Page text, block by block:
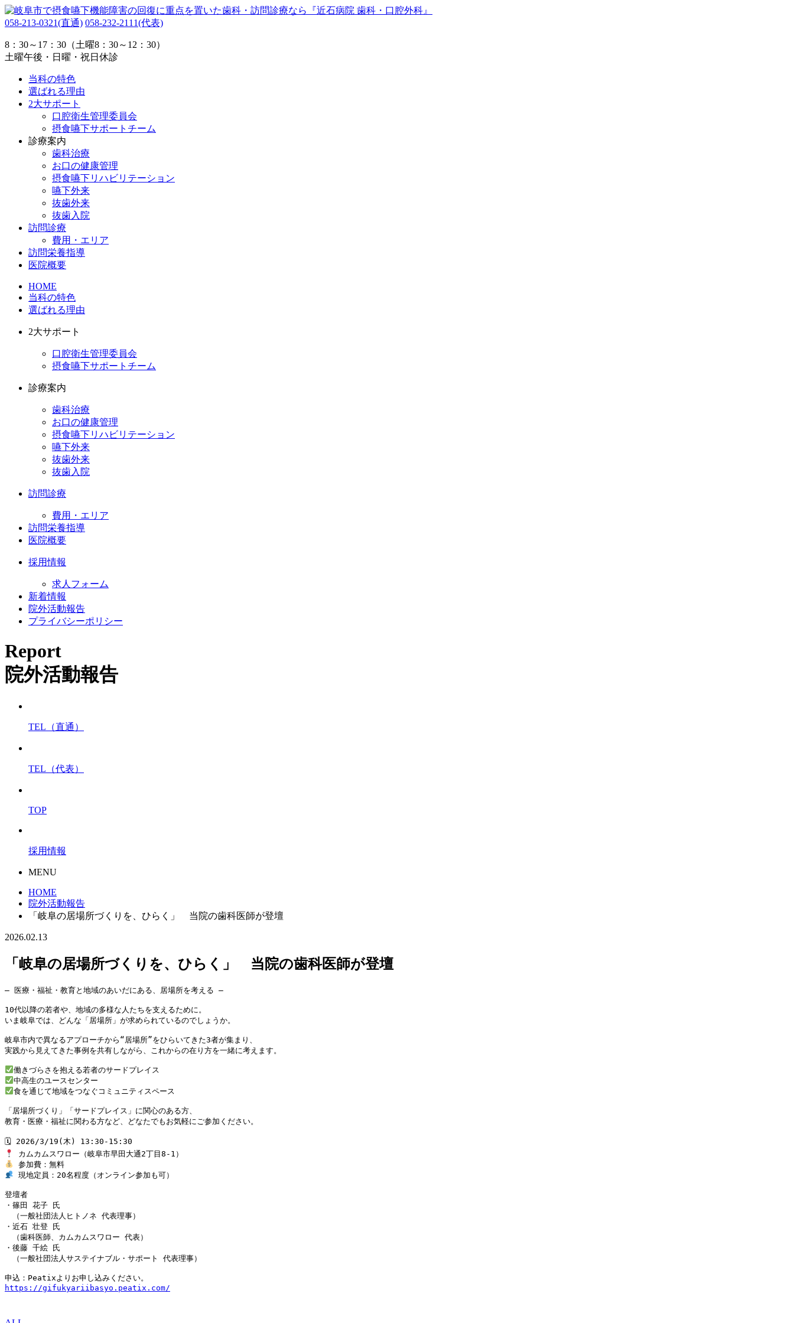
058-213-0321(直通) 058-232-2111(代表)
8：30～17：30（土曜8：30～12：30）
土曜午後・日曜・祝日休診
当科の特色
選ばれる理由
2大サポート
口腔衛生管理委員会
摂食嚥下サポートチーム
診療案内
歯科治療
お口の健康管理
摂食嚥下リハビリテーション
嚥下外来
抜歯外来
抜歯入院
訪問診療
費用・エリア
訪問栄養指導
医院概要
HOME
当科の特色
選ばれる理由
2大サポート
口腔衛生管理委員会
摂食嚥下サポートチーム
診療案内
歯科治療
お口の健康管理
摂食嚥下リハビリテーション
嚥下外来
抜歯外来
抜歯入院
訪問診療
費用・エリア
訪問栄養指導
医院概要
採用情報
求人フォーム
新着情報
院外活動報告
プライバシーポリシー
Report
院外活動報告
TEL（直通）
TEL（代表）
TOP
採用情報
MENU
HOME
院外活動報告
「岐阜の居場所づくりを、ひらく」 当院の歯科医師が登壇
2026.02.13
「岐阜の居場所づくりを、ひらく」 当院の歯科医師が登壇
― 医療・福祉・教育と地域のあいだにある、居場所を考える ―
10代以降の若者や、地域の多様な人たちを支えるために。
いま岐阜では、どんな「居場所」が求められているのでしょうか。
岐阜市内で異なるアプローチから“居場所”をひらいてきた3者が集まり、
実践から見えてきた事例を共有しながら、これからの在り方を一緒に考えます。
食を通じて地域をつなぐコミュニティスペース
「居場所づくり」「サードプレイス」に関心のある方、
教育・医療・福祉に関わる方など、どなたでもお気軽にご参加ください。
参加費：無料
現地定員：20名程度（オンライン参加も可）
登壇者
・篠田 花子 氏
（一般社団法人ヒトノネ 代表理事）
・近石 壮登 氏
（歯科医師、カムカムスワロー 代表）
・後藤 千絵 氏
（一般社団法人サステイナブル・サポート 代表理事）
https://gifukyariibasyo.peatix.com/